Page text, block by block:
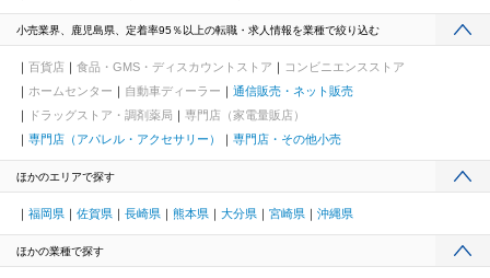
小売業界、鹿児島県、定着率95％以上の転職・求人情報を業種で絞り込む
百貨店 食品・GMS・ディスカウントストア
コンビニエンスストア
ホームセンター
自動車ディーラー
通信販売・ネット販売
ドラッグストア・調剤薬局
専門店（家電量販店）
専門店（アパレル・アクセサリー）
専門店・その他小売
ほかのエリアで探す
福岡県 佐賀県 長崎県 熊本県 大分県 宮崎県 沖縄県
ほかの業種で探す